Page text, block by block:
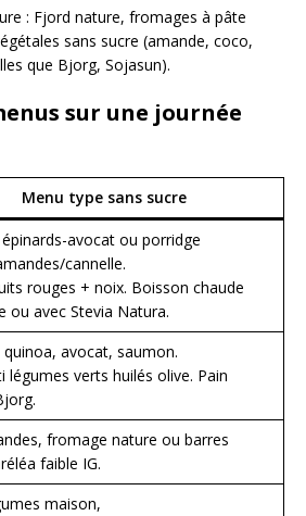
: Fjord nature, fromages à pâte
sans sucre (amande, coco,
que Bjorg, Sojasun).
sur une journée
Menu type sans sucre
avocat ou porridge
cannelle.
rouges + noix. Boisson chaude
ou avec Stevia Natura.
quinoa, avocat, saumon.
légumes verts huilés olive. Pain
fromage nature ou barres
faible IG.
maison,